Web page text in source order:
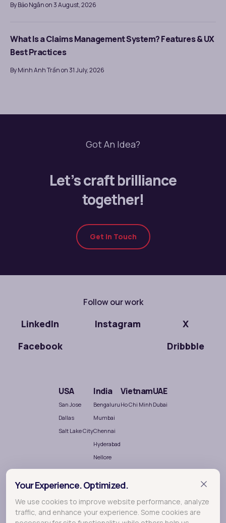
Your Experience. Optimized.
We use cookies to improve website performance, analyze
traffic, and enhance your experience. Some cookies are
By Bảo Ngân on 3 August, 2026
What Is a Claims Management System? Features & UX
Best Practices
By Minh Anh Trần on 31 July, 2026
Got An Idea?
Let’s craft brilliance
together!
Get In Touch
Follow our work
LinkedIn Instagram
X
Facebook
Dribbble
USA
San Jose
Dallas
Salt Lake City
India
Bengaluru
Mumbai
Chennai
Hyderabad
Nellore
Vietnam
Ho Chi Minh
UAE
Dubai